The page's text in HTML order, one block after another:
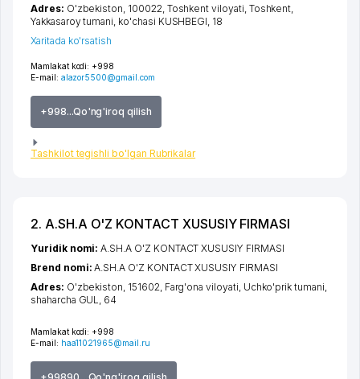
Mamlakat kodi: +998
E-mail: alazor5500@gmail.com
+998...Qo'ng'iroq qilish
Tashkilot tegishli bo'lgan Rubrikalar
Adres: O'zbekiston, 100022, Toshkent viloyati, Toshkent,
Yakkasaroy tumani, ko'chasi KUSHBEGI, 18
Xaritada ko'rsatish
2. A.SH.A O'Z KONTACT XUSUSIY FIRMASI
Mamlakat kodi: +998
E-mail: haa11021965@mail.ru
Yuridik nomi:A.SH.A O'Z KONTACT XUSUSIY FIRMASI
Brend nomi:A.SH.A O'Z KONTACT XUSUSIY FIRMASI
Adres: O'zbekiston, 151602, Farg'ona viloyati, Uchko'prik tumani,
shaharcha GUL, 64